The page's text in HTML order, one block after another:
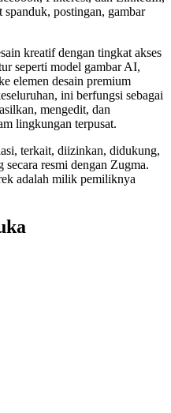
postingan, gambar
kreatif dengan tingkat akses
seperti model gambar AI,
elemen desain premium
ini berfungsi sebagai
mengedit, dan
lingkungan terpusat.
terkait, diizinkan, didukung,
secara resmi dengan Zugma.
adalah milik pemiliknya